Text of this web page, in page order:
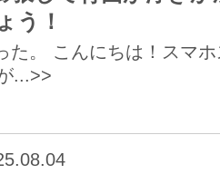
う！
。 こんにちは！スマ
...>>